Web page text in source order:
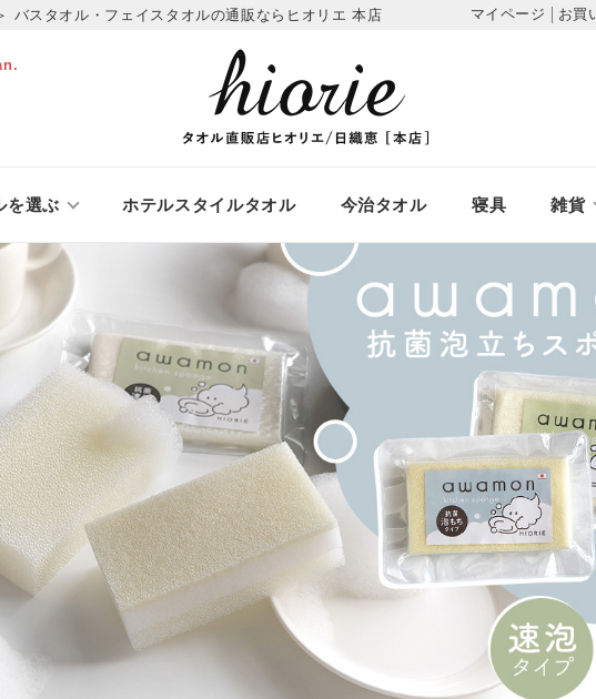
バスタオル・フェイスタオルの通販ならヒオリエ 本店 マイページ お買
を選ぶ ホテルスタイルタオル 今治タオル 寝具 雑貨